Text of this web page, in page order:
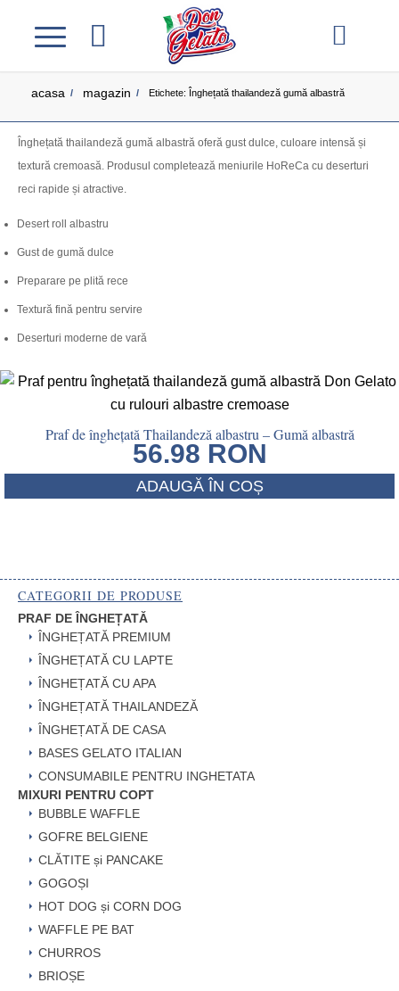
acasa / magazin / Etichete: Înghețată thailandeză gumă albastră
Înghețată thailandeză gumă albastră oferă gust dulce, culoare intensă și
textură cremoasă. Produsul completează meniurile HoReCa cu deserturi
reci rapide și atractive.
Desert roll albastru
Gust de gumă dulce
Preparare pe plită rece
Textură fină pentru servire
Deserturi moderne de vară
Praf de înghețată Thailandeză albastru – Gumă albastră
56.98 RON
ADAUGĂ ÎN COȘ
CATEGORII DE PRODUSE
PRAF DE ÎNGHEȚATĂ
ÎNGHEȚATĂ PREMIUM
ÎNGHEȚATĂ CU LAPTE
ÎNGHEȚATĂ CU APA
ÎNGHEȚATĂ THAILANDEZĂ
ÎNGHEȚATĂ DE CASA
BASES GELATO ITALIAN
CONSUMABILE PENTRU INGHETATA
MIXURI PENTRU COPT
BUBBLE WAFFLE
GOFRE BELGIENE
CLĂTITE și PANCAKE
GOGOȘI
HOT DOG și CORN DOG
WAFFLE PE BAT
CHURROS
BRIOȘE